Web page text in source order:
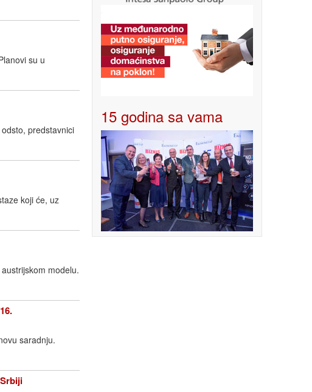
su u
predstavnici
koji će, uz
modelu.
saradnju.
15 godina sa vama